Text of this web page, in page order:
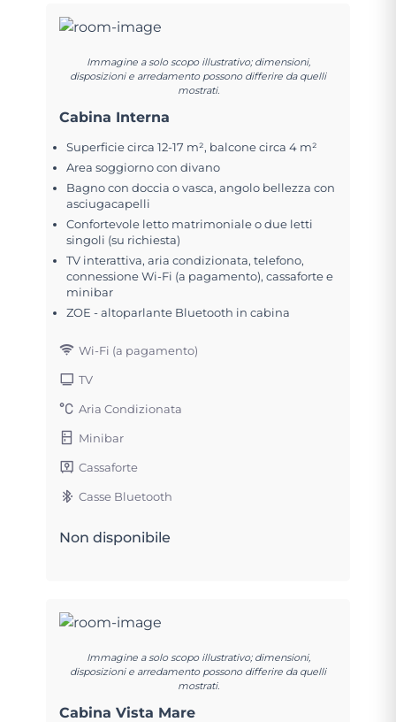
Immagine a solo scopo illustrativo; dimensioni,
disposizioni e arredamento possono differire da quelli
mostrati.
Cabina Interna
Superficie circa 12-17 m², balcone circa 4 m²
Area soggiorno con divano
Bagno con doccia o vasca, angolo bellezza con
asciugacapelli
Confortevole letto matrimoniale o due letti
singoli (su richiesta)
TV interattiva, aria condizionata, telefono,
connessione Wi-Fi (a pagamento), cassaforte e
minibar
ZOE - altoparlante Bluetooth in cabina
Wi-Fi (a pagamento)
TV
Aria Condizionata
Minibar
Cassaforte
Casse Bluetooth
Non disponibile
Immagine a solo scopo illustrativo; dimensioni,
disposizioni e arredamento possono differire da quelli
mostrati.
Cabina Vista Mare